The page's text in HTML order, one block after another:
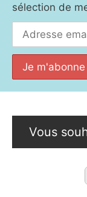
sélection de
Vous